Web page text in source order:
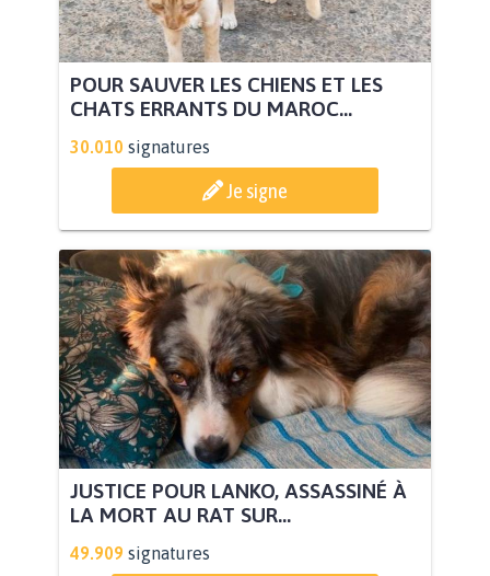
POUR SAUVER LES CHIENS ET LES
CHATS ERRANTS DU MAROC...
30.010 signatures
Je signe
JUSTICE POUR LANKO, ASSASSINÉ À
LA MORT AU RAT SUR...
49.909 signatures